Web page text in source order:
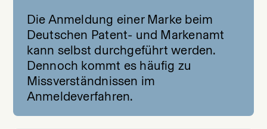
Die Anmeldung einer Marke beim
Deutschen Patent- und Markenamt
kann selbst durchgeführt werden.
Dennoch kommt es häufig zu
Missverständnissen im
Anmeldeverfahren.